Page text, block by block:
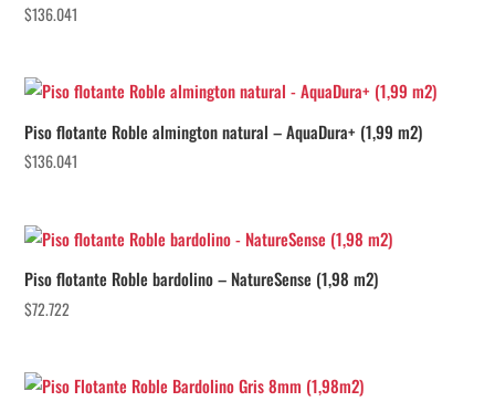
$136.041
Piso flotante Roble almington natural – AquaDura+ (1,99 m2)
$136.041
Piso flotante Roble bardolino – NatureSense (1,98 m2)
$72.722